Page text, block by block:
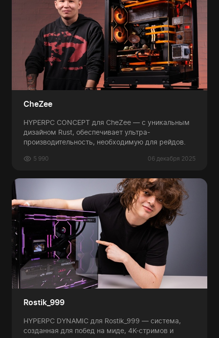
CheZee
HYPERPC CONCEPT для CheZee — с уникальным
дизайном Rust, обеспечивает ультра-
производительность, необходимую для рейдов.
06 декабря 2025
5 990
Rostik_999
HYPERPC DYNAMIC для Rostik_999 — система,
созданная для побед на миде, 4K-стримов и